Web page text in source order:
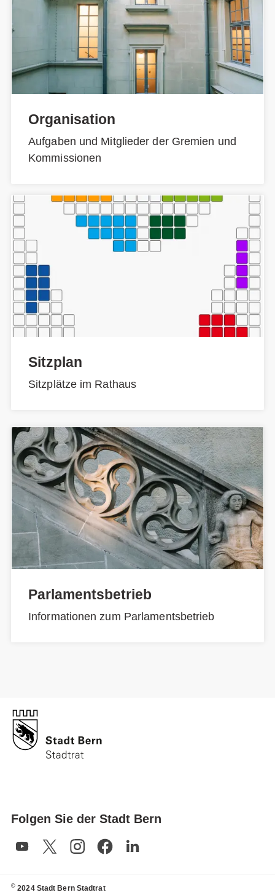
Organisation
Aufgaben und Mitglieder der Gremien und
Kommissionen
Sitzplan
Sitzplätze im Rathaus
Parlamentsbetrieb
Informationen zum Parlamentsbetrieb
Folgen Sie der Stadt Bern
© 2024 Stadt Bern Stadtrat